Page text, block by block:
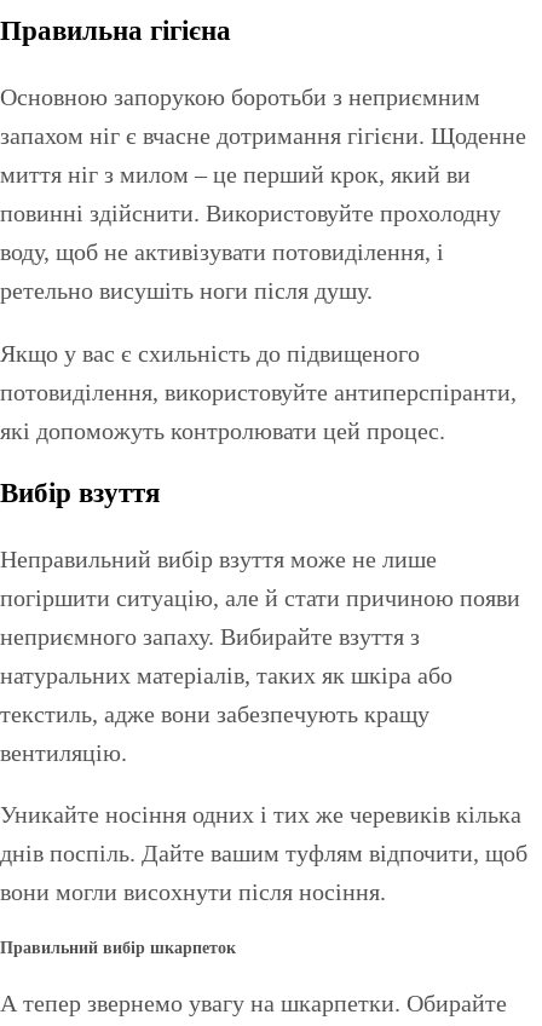
Правильна гігієна
Основною запорукою боротьби з неприємним
запахом ніг є вчасне дотримання гігієни. Щоденне
миття ніг з милом – це перший крок, який ви
повинні здійснити. Використовуйте прохолодну
воду, щоб не активізувати потовиділення, і
ретельно висушіть ноги після душу.
Якщо у вас є схильність до підвищеного
потовиділення, використовуйте антиперспіранти,
які допоможуть контролювати цей процес.
Вибір взуття
Неправильний вибір взуття може не лише
погіршити ситуацію, але й стати причиною появи
неприємного запаху. Вибирайте взуття з
натуральних матеріалів, таких як шкіра або
текстиль, адже вони забезпечують кращу
вентиляцію.
Уникайте носіння одних і тих же черевиків кілька
днів поспіль. Дайте вашим туфлям відпочити, щоб
вони могли висохнути після носіння.
Правильний вибір шкарпеток
А тепер звернемо увагу на шкарпетки. Обирайте